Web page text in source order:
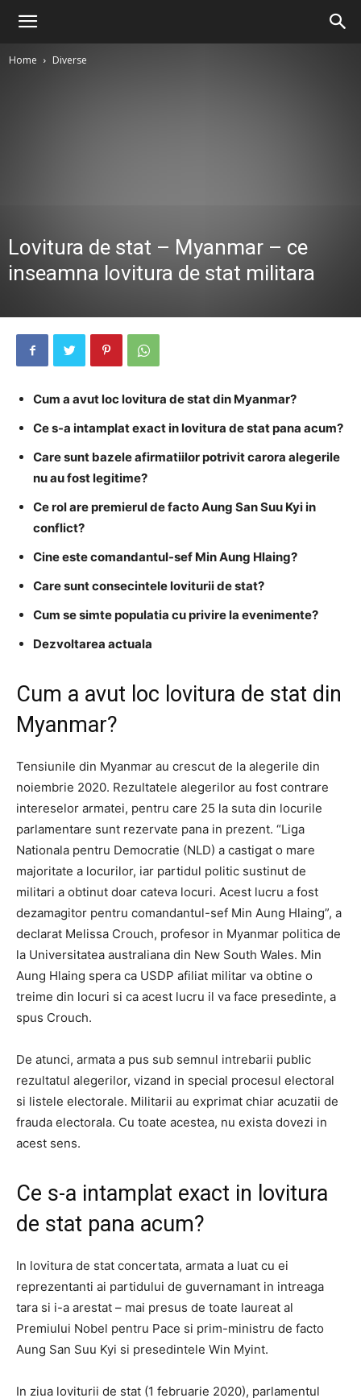
Home Diverse
Lovitura de stat – Myanmar – ce
inseamna lovitura de stat militara
Cum a avut loc lovitura de stat din Myanmar?
Ce s-a intamplat exact in lovitura de stat pana acum?
Care sunt bazele afirmatiilor potrivit carora alegerile
nu au fost legitime?
Ce rol are premierul de facto Aung San Suu Kyi in
conflict?
Cine este comandantul-sef Min Aung Hlaing?
Care sunt consecintele loviturii de stat?
Cum se simte populatia cu privire la evenimente?
Dezvoltarea actuala
Cum a avut loc lovitura de stat din
Myanmar?
Tensiunile din Myanmar au crescut de la alegerile din
noiembrie 2020. Rezultatele alegerilor au fost contrare
intereselor armatei, pentru care 25 la suta din locurile
parlamentare sunt rezervate pana in prezent. “Liga
Nationala pentru Democratie (NLD) a castigat o mare
majoritate a locurilor, iar partidul politic sustinut de
militari a obtinut doar cateva locuri. Acest lucru a fost
dezamagitor pentru comandantul-sef Min Aung Hlaing”, a
declarat Melissa Crouch, profesor in Myanmar politica de
la Universitatea australiana din New South Wales. Min
Aung Hlaing spera ca USDP afiliat militar va obtine o
treime din locuri si ca acest lucru il va face presedinte, a
spus Crouch.
De atunci, armata a pus sub semnul intrebarii public
rezultatul alegerilor, vizand in special procesul electoral
si listele electorale. Militarii au exprimat chiar acuzatii de
frauda electorala. Cu toate acestea, nu exista dovezi in
acest sens.
Ce s-a intamplat exact in lovitura
de stat pana acum?
In lovitura de stat concertata, armata a luat cu ei
reprezentanti ai partidului de guvernamant in intreaga
tara si i-a arestat – mai presus de toate laureat al
Premiului Nobel pentru Pace si prim-ministru de facto
Aung San Suu Kyi si presedintele Win Myint.
In ziua loviturii de stat (1 februarie 2020), parlamentul